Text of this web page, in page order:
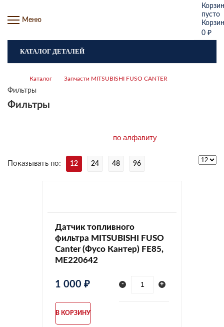
Меню
пусто
0 ₽
КАТАЛОГ ДЕТАЛЕЙ
Каталог Запчасти MITSUBISHI FUSO CANTER
Фильтры
Фильтры
Показывать по: 12 24 48 96
Датчик топливного
фильтра MITSUBISHI FUSO
Canter (Фусо Кантер) FE85,
ME220642
1 000 ₽ - +
В КОРЗИНУ